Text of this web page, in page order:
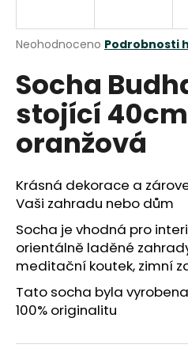
Průměrné
produktu
je
z
5
hvězdiček.
Neohodnoceno Podrobnosti
Socha
stojící
oranžová
Krásná dekorace a
Vaši zahradu nebo dům
Socha je vhodná pro
orientálně laděné
meditační koutek, zimní
Tato socha byla
100% originalitu
j
t
?
HLEDAT
D
o
p
o
r
u